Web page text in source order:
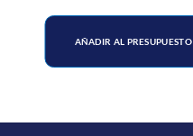
AÑADIR AL PRESUPUESTO